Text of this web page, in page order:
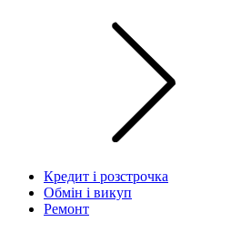
Кредит і розстрочка
Обмін і викуп
Ремонт